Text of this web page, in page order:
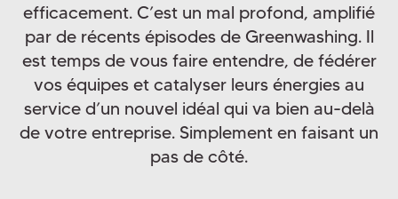
efficacement. C’est un mal profond, amplifié
par de récents épisodes de Greenwashing. Il
est temps de vous faire entendre, de fédérer
vos équipes et catalyser leurs énergies au
service d’un nouvel idéal qui va bien au-delà
de votre entreprise. Simplement en faisant un
pas de côté.